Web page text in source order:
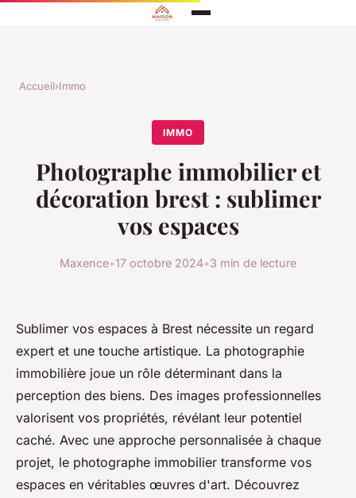
Accueil›Immo
IMMO
Photographe immobilier et
décoration brest : sublimer
vos espaces
Maxence•17 octobre 2024•3 min de lecture
Sublimer vos espaces à Brest nécessite un regard
expert et une touche artistique. La photographie
immobilière joue un rôle déterminant dans la
perception des biens. Des images professionnelles
valorisent vos propriétés, révélant leur potentiel
caché. Avec une approche personnalisée à chaque
projet, le photographe immobilier transforme vos
espaces en véritables œuvres d'art. Découvrez